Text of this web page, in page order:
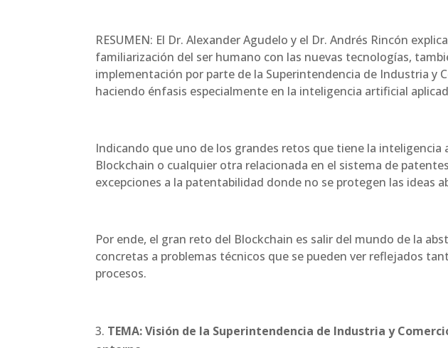
RESUMEN: El Dr. Alexander Agudelo y el Dr. Andrés Rincón
familiarización del ser humano con las nuevas tecnologías,
implementación por parte de la Superintendencia de Industria y
haciendo énfasis especialmente en la inteligencia artificial
Indicando que uno de los grandes retos que tiene la
Blockchain o cualquier otra relacionada en el sistema de
excepciones a la patentabilidad donde no se protegen las ideas
Por ende, el gran reto del Blockchain es salir del mundo de la
concretas a problemas técnicos que se pueden ver reflejados
procesos.
TEMA: Visión de la Superintendencia de Industria y